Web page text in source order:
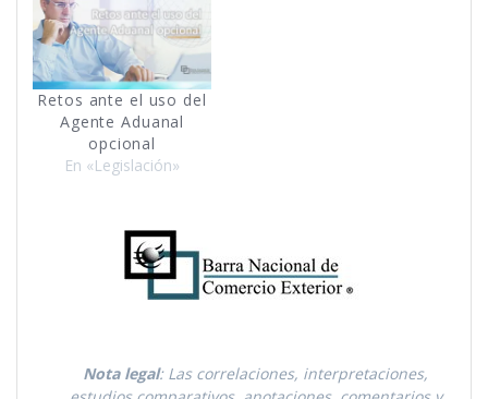
Retos ante el uso del
Agente Aduanal
opcional
En «Legislación»
Nota legal: Las correlaciones, interpretaciones,